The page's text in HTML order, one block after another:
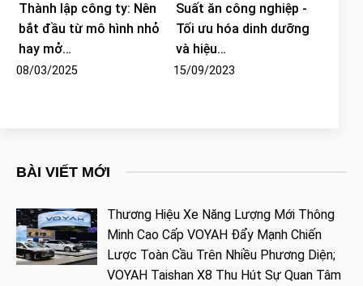
Thành lập công ty: Nên
bắt đầu từ mô hình nhỏ
hay mở…
08/03/2025
Suất ăn công nghiệp -
Tối ưu hóa dinh dưỡng
và hiệu…
15/09/2023
BÀI VIẾT MỚI
Thương Hiệu Xe Năng Lượng Mới Thông
Minh Cao Cấp VOYAH Đẩy Mạnh Chiến
Lược Toàn Cầu Trên Nhiều Phương Diện;
VOYAH Taishan X8 Thu Hút Sự Quan Tâm